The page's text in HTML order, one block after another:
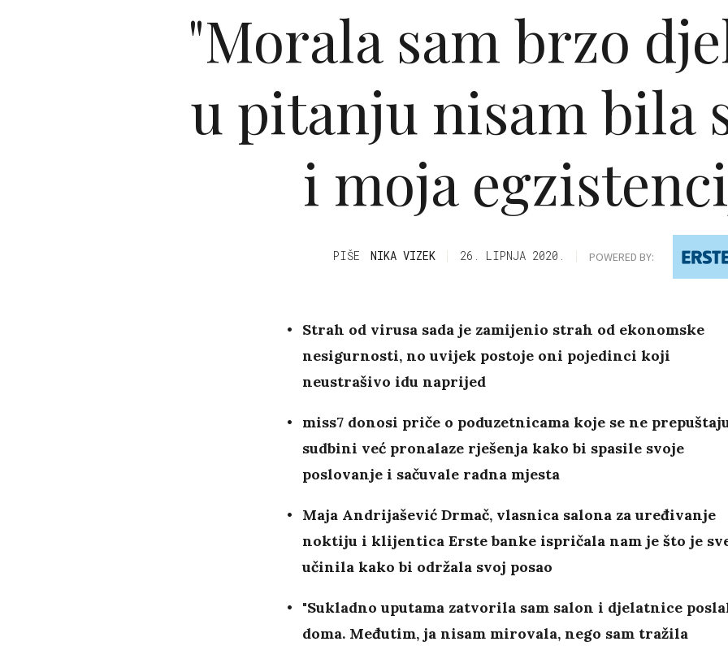
"Morala sam brzo
u pitanju nisam bila
i moja
PIŠE NIKA VIZEK 26. LIPNJA 2020. POWERED BY:
Strah od virusa sada je zamijenio strah od ekonomske
nesigurnosti, no uvijek postoje oni pojedinci koji
neustrašivo idu naprijed
miss7 donosi priče o poduzetnicama koje se ne
sudbini već pronalaze rješenja kako bi spasile svoje
poslovanje i sačuvale radna mjesta
Maja Andrijašević Drmač, vlasnica salona za uređivanje
noktiju i klijentica Erste banke ispričala nam je što je
učinila kako bi održala svoj posao
"Sukladno uputama zatvorila sam salon i djelatnice
doma. Međutim, ja nisam mirovala, nego sam tražila